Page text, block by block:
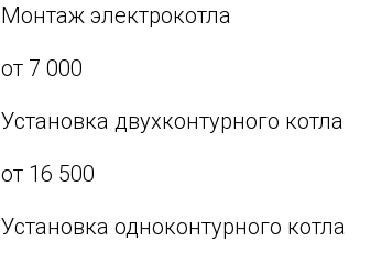
Монтаж электрокотла
от 7 000
Установка двухконтурного котла
от 16 500
Установка одноконтурного котла